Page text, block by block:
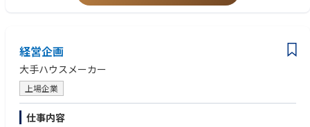
経営企画
大手ハウスメーカー
上場企業
仕事内容